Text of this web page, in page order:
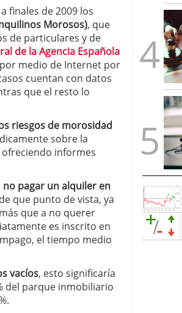
finales de 2009 los
Morosos), que
de particulares y de
de la Agencia Española
medio de Internet por
cuentan con datos
que el resto lo
riesgos de morosidad
sobre la
ofreciendo informes
no pagar un alquiler en
que punto de vista, ya
que a no querer
es inscrito en
el tiempo medio
vacíos, esto significaría
del parque inmobiliario